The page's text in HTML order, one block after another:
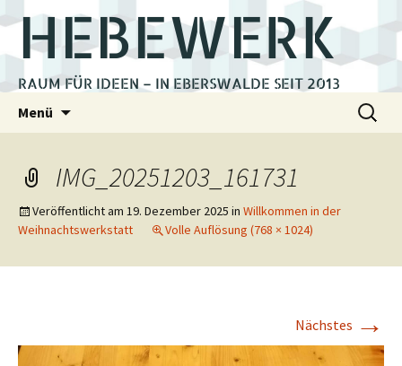
HEBEWERK
RAUM FÜR IDEEN – IN EBERSWALDE SEIT 2013
Menü
Suchen
nach:
IMG_20251203_161731
Veröffentlicht am 19. Dezember 2025 in Willkommen in der
Weihnachtswerkstatt
Volle Auflösung (768 × 1024)
Nächstes →